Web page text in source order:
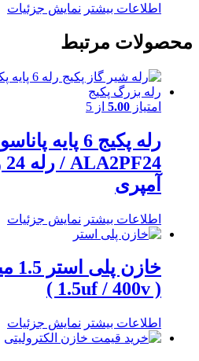
اطلاعات بیشتر نمایش جزئیات
محصولات مرتبط
امتیاز 5.00 از 5
رله پکیج 6
آمپری
اطلاعات بیشتر نمایش جزئیات
( 1.5uf / 400v )
اطلاعات بیشتر نمایش جزئیات